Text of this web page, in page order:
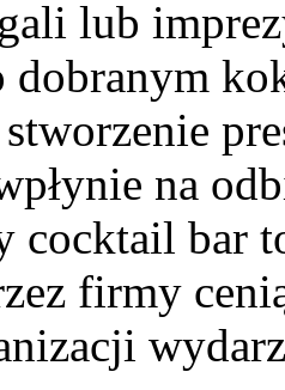
lub
na
cocktail bar
firmy